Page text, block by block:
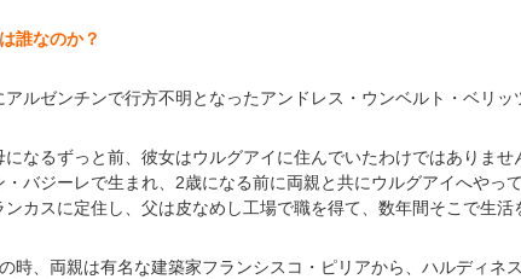
誰なのか？
ルゼンチンで行方不明となったアンドレス・ウンベルト・ベリッ
になるずっと前、彼女はウルグアイに住んでいたわけではありま
バジーレで生まれ、2歳になる前に両親と共にウルグアイへやっ
カスに定住し、父は皮なめし工場で職を得て、数年間そこで生活
時、両親は有名な建築家フランシスコ・ピリアから、ハルディネ